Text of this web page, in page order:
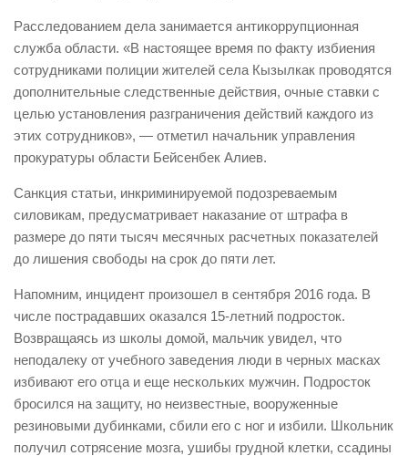
Расследованием дела занимается антикоррупционная
служба области. «В настоящее время по факту избиения
сотрудниками полиции жителей села Кызылкак проводятся
дополнительные следственные действия, очные ставки с
целью установления разграничения действий каждого из
этих сотрудников», — отметил начальник управления
прокуратуры области Бейсенбек Алиев.
Санкция статьи, инкриминируемой подозреваемым
силовикам, предусматривает наказание от штрафа в
размере до пяти тысяч месячных расчетных показателей
до лишения свободы на срок до пяти лет.
Напомним, инцидент произошел в сентября 2016 года. В
числе пострадавших оказался 15-летний подросток.
Возвращаясь из школы домой, мальчик увидел, что
неподалеку от учебного заведения люди в черных масках
избивают его отца и еще нескольких мужчин. Подросток
бросился на защиту, но неизвестные, вооруженные
резиновыми дубинками, сбили его с ног и избили. Школьник
получил сотрясение мозга, ушибы грудной клетки, ссадины